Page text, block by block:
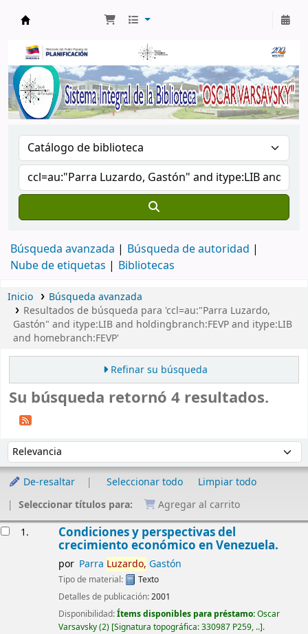
Búsqueda avanzada
Búsqueda de autoridad
Nube de etiquetas
Bibliotecas
Inicio
Búsqueda avanzada
Resultados de búsqueda para 'ccl=au:"Parra Luzardo,
Gastón" and itype:LIB and holdingbranch:FEVP and itype:LIB
and homebranch:FEVP'
Refinar su búsqueda
Su búsqueda retornó 4 resultados.
Ordenar por:
De-resaltar Seleccionar todo
Limpiar todo
Seleccionar títulos para:
Agregar al carrito
1. Condiciones y perspectivas del
crecimiento económico en Venezuela.
por Parra Luzardo, Gastón
Tipo de material:
Texto
Detalles de publicación:2001
Disponibilidad:Ítems disponibles para préstamo:Oscar
Varsavsky(2) Signatura topográfica:330987 P259, .. .